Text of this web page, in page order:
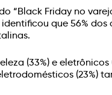
“Black Friday no
que 56%
(33%) e
(23%)